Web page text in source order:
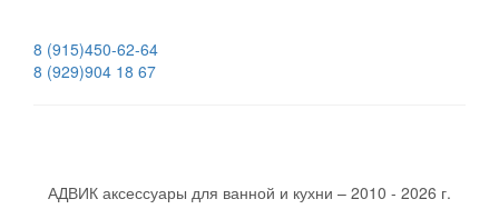
8 (915)450-62-64
8 (929)904 18 67
АДВИК аксессуары для ванной и кухни – 2010 - 2026 г.